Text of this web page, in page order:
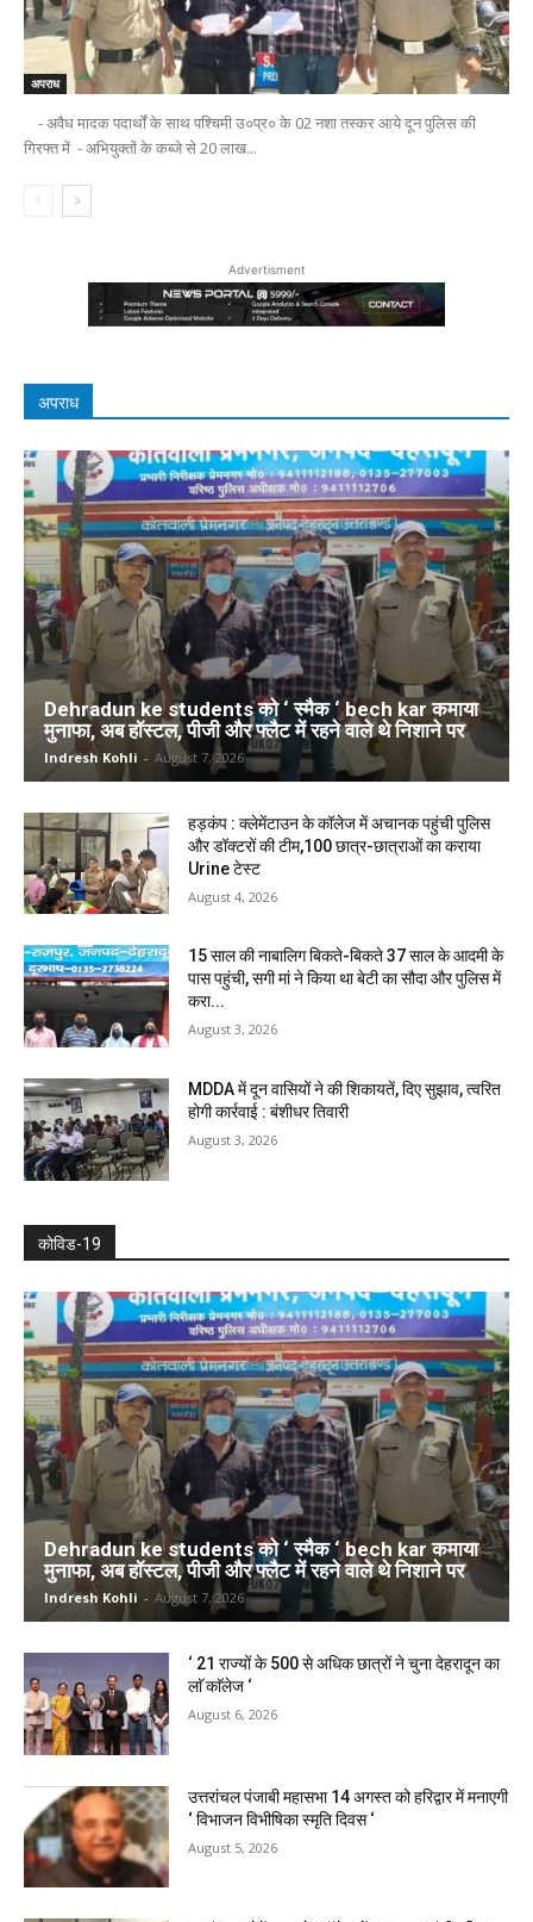
अपराध
- अवैध मादक पदार्थों के साथ पश्चिमी उ०प्र० के 02 नशा तस्कर आये दून पुलिस की
गिरफ्त में - अभियुक्तों के कब्जे से 20 लाख...
Advertisment
अपराध
Dehradun ke students को ‘ स्मैक ‘ bech kar कमाया
मुनाफा, अब हॉस्टल, पीजी और फ्लैट में रहने वाले थे निशाने पर
Indresh Kohli - August 7, 2026
हड़कंप : क्लेमेंटाउन के कॉलेज में अचानक पहुंची पुलिस
और डॉक्टरों की टीम,100 छात्र-छात्राओं का कराया
Urine टेस्ट
August 4, 2026
15 साल की नाबालिग बिकते-बिकते 37 साल के आदमी के
पास पहुंची, सगी मां ने किया था बेटी का सौदा और पुलिस में
करा...
August 3, 2026
MDDA में दून वासियों ने की शिकायतें, दिए सुझाव, त्वरित
होगी कार्रवाई : बंशीधर तिवारी
August 3, 2026
कोविड-19
Dehradun ke students को ‘ स्मैक ‘ bech kar कमाया
मुनाफा, अब हॉस्टल, पीजी और फ्लैट में रहने वाले थे निशाने पर
Indresh Kohli - August 7, 2026
‘ 21 राज्यों के 500 से अधिक छात्रों ने चुना देहरादून का
लाॅ काॅलेज ‘
August 6, 2026
उत्तरांचल पंजाबी महासभा 14 अगस्त को हरिद्वार में मनाएगी
‘ विभाजन विभीषिका स्मृति दिवस ‘
August 5, 2026